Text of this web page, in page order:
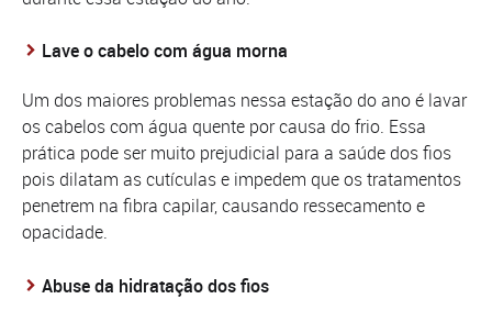
Lave o cabelo com água morna
Um dos maiores problemas nessa estação do ano é lavar
os cabelos com água quente por causa do frio. Essa
prática pode ser muito prejudicial para a saúde dos fios
pois dilatam as cutículas e impedem que os tratamentos
penetrem na fibra capilar, causando ressecamento e
opacidade.
Abuse da hidratação dos fios